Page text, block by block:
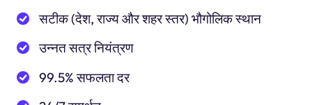
सटीक (देश, राज्य और शहर स्तर) भौगोलिक स्थान
उन्नत सत्र नियंत्रण
99.5% सफलता दर